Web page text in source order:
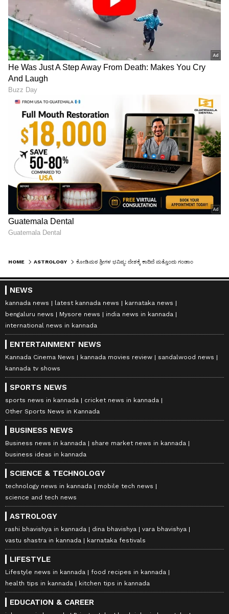
HOME ASTROLOGY
NEWS
kannada news latest kannada news
karnataka news
bengaluru news
Mysore news
india news in kannada
international news in kannada
ENTERTAINMENT NEWS
Kannada Cinema News kannada movies review
sandalwood news
kannada tv shows
SPORTS NEWS
sports news in kannada
cricket news in kannada
Other Sports News in Kannada
BUSINESS NEWS
Business news in kannada
share market news in kannada
business ideas in kannada
SCIENCE & TECHNOLOGY
technology news in kannada
mobile tech news
science and tech news
ASTROLOGY
rashi bhavishya in kannada dina bhavishya
vara bhavishya
vastu shastra in kannada
karnataka festivals
LIFESTYLE
Lifestyle news in kannada
food recipes in kannada
health tips in kannada
kitchen tips in kannada
EDUCATION & CAREER